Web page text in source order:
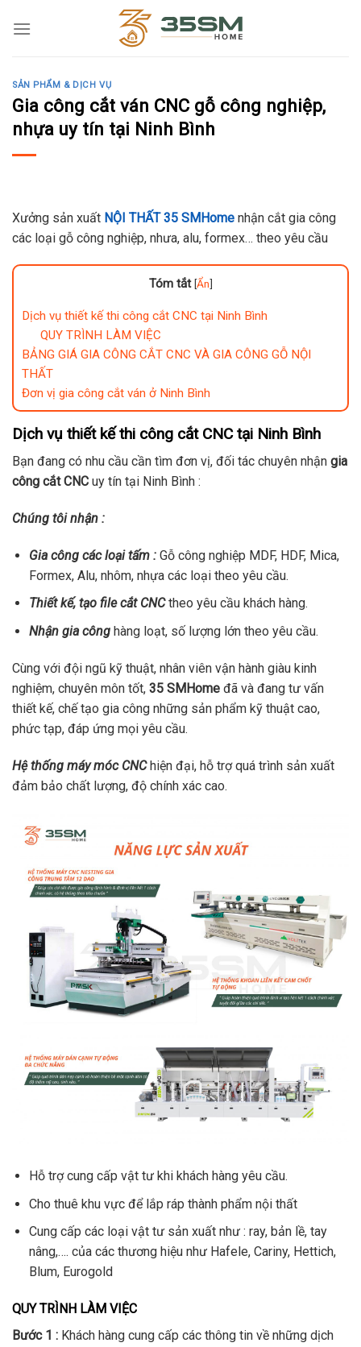
SẢN PHẨM & DỊCH VỤ
Gia công cắt ván CNC gỗ công nghiệp,
nhựa uy tín tại Ninh Bình
Xưởng sản xuất NỘI THẤT 35 SMHome nhận cắt gia công
các loại gỗ công nghiệp, nhưa, alu, formex… theo yêu cầu
Tóm tắt [Ẩn]
Dịch vụ thiết kế thi công cắt CNC tại Ninh Bình
QUY TRÌNH LÀM VIỆC
BẢNG GIÁ GIA CÔNG CẮT CNC VÀ GIA CÔNG GỖ NỘI
THẤT
Đơn vị gia công cắt ván ở Ninh Bình
Dịch vụ thiết kế thi công cắt CNC tại Ninh Bình
Bạn đang có nhu cầu cần tìm đơn vị, đối tác chuyên nhận gia
công cắt CNC uy tín tại Ninh Bình :
Chúng tôi nhận :
Gia công các loại tấm : Gỗ công nghiệp MDF, HDF, Mica,
Formex, Alu, nhôm, nhựa các loại theo yêu cầu.
Thiết kế, tạo file cắt CNCtheo yêu cầu khách hàng.
Nhận gia cônghàng loạt, số lượng lớn theo yêu cầu.
Cùng với đội ngũ kỹ thuật, nhân viên vận hành giàu kinh
nghiệm, chuyên môn tốt, 35 SMHome đã và đang tư vấn
thiết kế, chế tạo gia công những sản phẩm kỹ thuật cao,
phức tạp, đáp ứng mọi yêu cầu.
Hệ thống máy móc CNChiện đại, hỗ trợ quá trình sản xuất
đảm bảo chất lượng, độ chính xác cao.
Hỗ trợ cung cấp vật tư khi khách hàng yêu cầu.
Cho thuê khu vực để lắp ráp thành phẩm nội thất
Cung cấp các loại vật tư sản xuất như : ray, bản lề, tay
nâng,…. của các thương hiệu như Hafele, Cariny, Hettich,
Blum, Eurogold
QUY TRÌNH LÀM VIỆC
Bước 1 : Khách hàng cung cấp các thông tin về những dịch